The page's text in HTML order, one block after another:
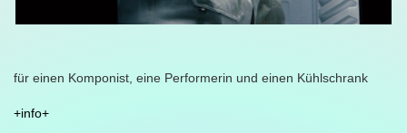
für einen Komponist, eine Performerin und einen Kühlschrank
+info+